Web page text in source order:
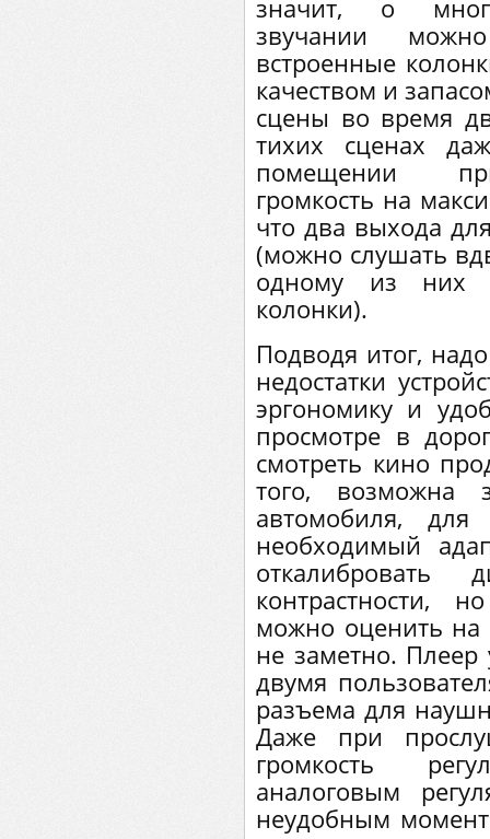
значит, о
звучании
встроенные
качеством и
сцены во время
тихих сценах
помещении
громкость на
что два выхода
(можно слушать
одному из них
колонки).
Подводя итог,
недостатки
эргономику и
просмотре в
смотреть кино
того, возможна
автомобиля,
необходимый
контрастности,
можно оценить на
не заметно. Плеер
двумя
разъема для
Даже при
громкость
аналоговым
неудобным